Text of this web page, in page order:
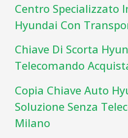
Centro Specializzato
Hyundai Con
Chiave Di Scorta
Telecomando
Copia Chiave Auto
Soluzione Senza
Milano